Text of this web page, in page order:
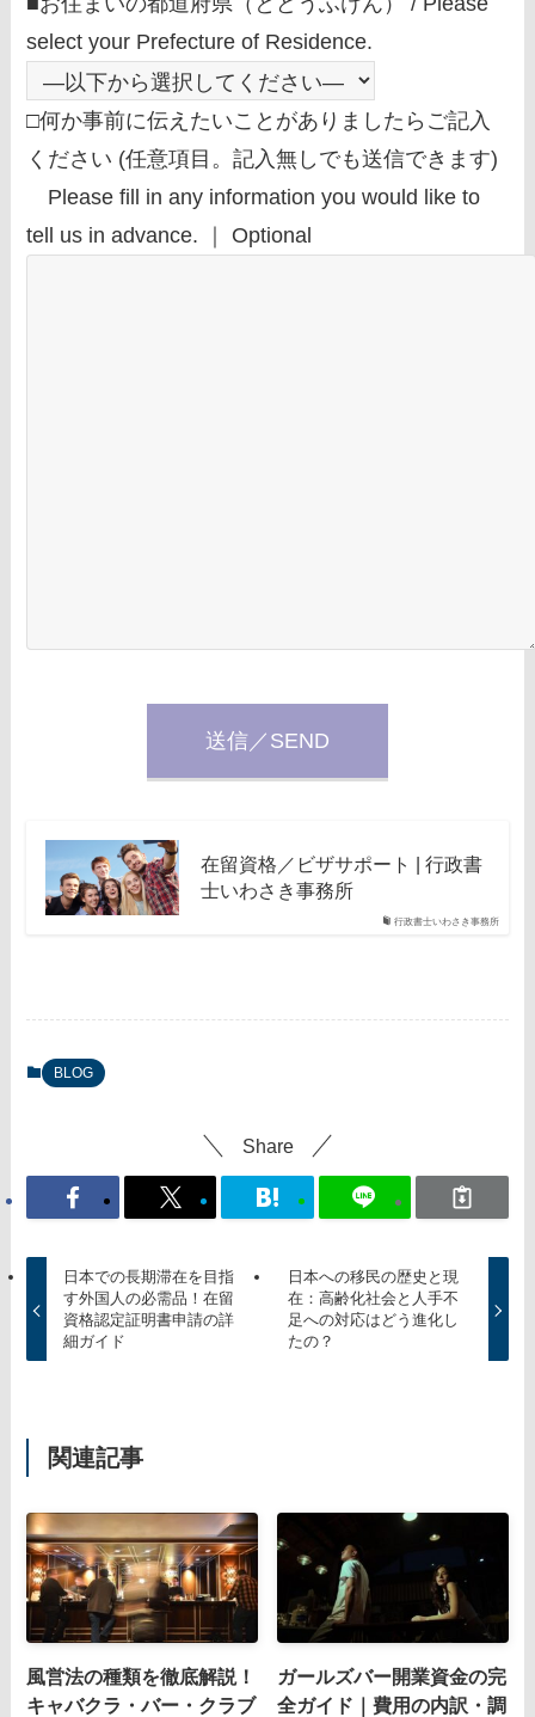
select your Prefecture of Residence.
□何か事前に伝えたいことがありましたらご記入
ください (任意項目。記入無しでも送信できます)
Please fill in any information you would like to
tell us in advance. ｜ Optional
行政書士いわさき事務所
在留資格／ビザサポート | 行政書
士いわさき事務所
BLOG
Share
日本での長期滞在を目指
す外国人の必需品！在留
資格認定証明書申請の詳
細ガイド
日本への移民の歴史と現
在：高齢化社会と人手不
足への対応はどう進化し
たの？
関連記事
風営法の種類を徹底解説！
キャバクラ・バー・クラブ
ガールズバー開業資金の完
全ガイド｜費用の内訳・調